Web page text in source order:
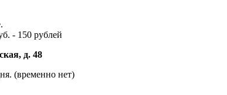
- 150 рублей
д. 48
(временно нет)